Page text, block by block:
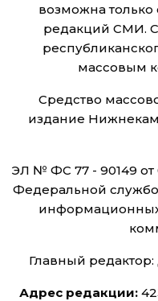
возможна только
редакций СМИ.
массовым
Средство
издание
ЭЛ № ФС 77 - 90149 от
Федеральной
Главный
Адрес редакции: